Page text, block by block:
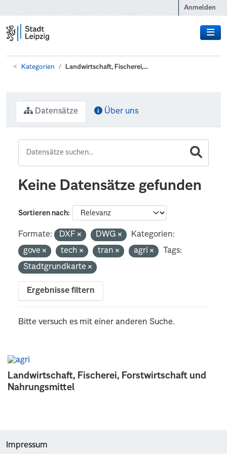
Anmelden
Kategorien Landwirtschaft, Fischerei,...
Landwirtschaft, Fischerei, Forstwirtschaft und
Nahrungsmittel
Datensätze Über uns
Keine Datensätze gefunden
Sortieren nach
Formate: DXF DWG
Kategorien:
gove
tech tran agri
Tags:
Stadtgrundkarte
Ergebnisse filtern
Bitte versuch es mit einer anderen Suche.
Impressum